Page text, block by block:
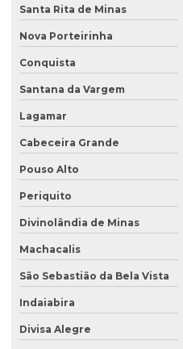
Santa Rita de Minas
Nova Porteirinha
Conquista
Santana da Vargem
Lagamar
Cabeceira Grande
Pouso Alto
Periquito
Divinolândia de Minas
Machacalis
São Sebastião da Bela Vista
Indaiabira
Divisa Alegre